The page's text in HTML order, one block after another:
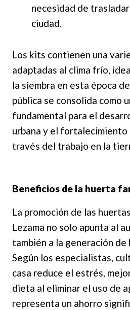
necesidad de
ciudad.
Los kits contienen una
adaptadas al clima frío,
la siembra en esta época
pública se consolida como
fundamental para el
urbana y el
través del trabajo en la
Beneficios de la huerta
La promoción de las
Lezama no solo apunta al
también a la generación
Según los especialistas,
casa reduce el estrés,
dieta al eliminar el uso de
representa un ahorro